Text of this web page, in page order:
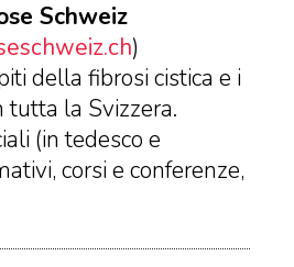
Schweiz
)
della fibrosi cistica e i
tutta la Svizzera.
(in tedesco e
corsi e conferenze,